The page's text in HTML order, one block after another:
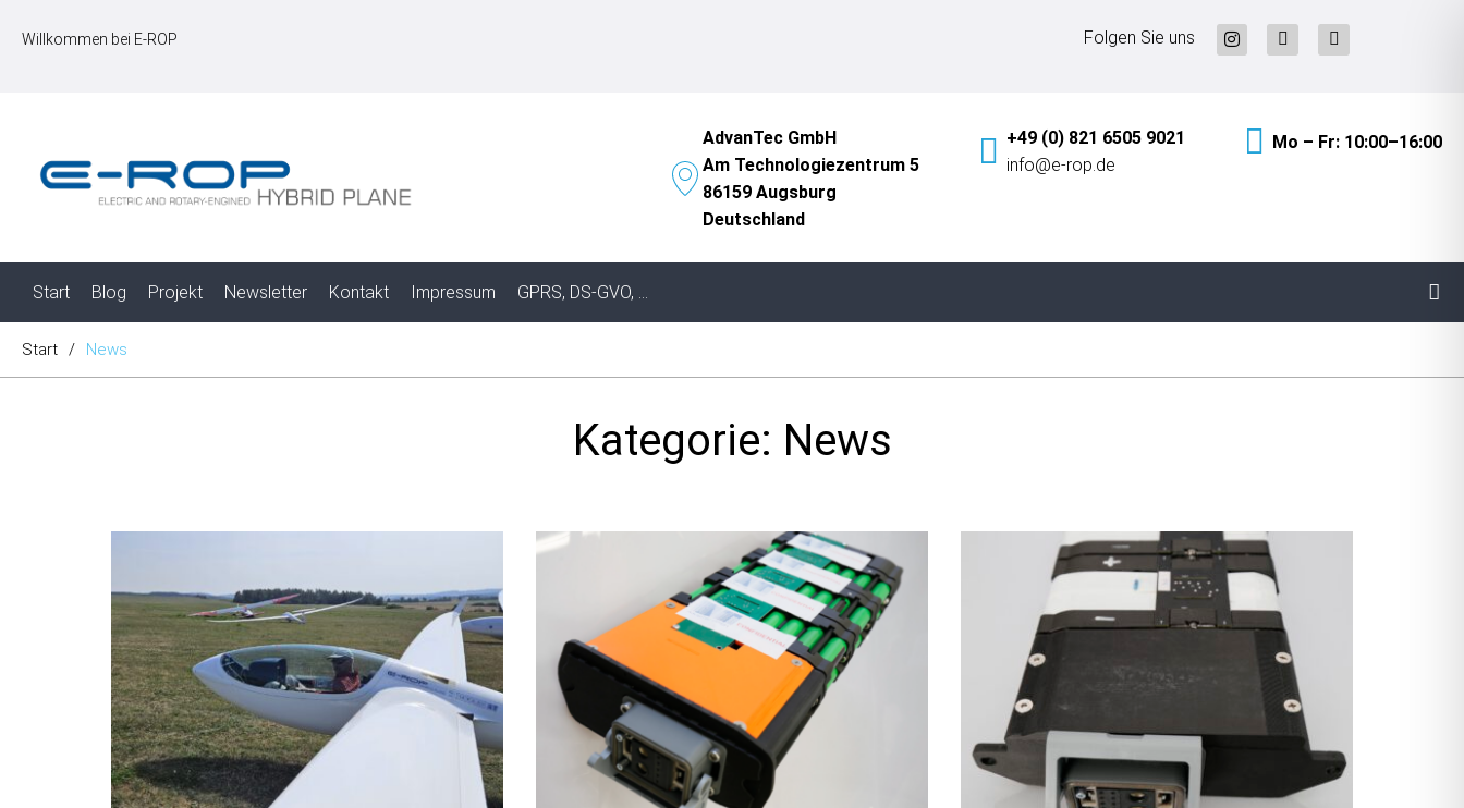
Willkommen bei E-ROP Folgen Sie uns
AdvanTec GmbH
Am Technologiezentrum 5
86159 Augsburg
Deutschland
+49 (0) 821 6505 9021
info@e-rop.de
Mo – Fr: 10:00–16:00
Start Blog Projekt Newsletter Kontakt Impressum GPRS, DS-GVO, …
Start / News
Kategorie: News